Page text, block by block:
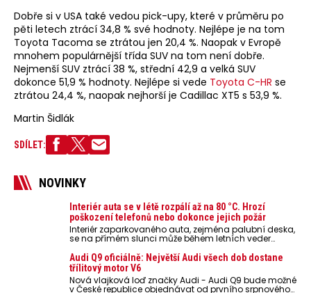
Dobře si v USA také vedou pick-upy, které v průměru po
pěti letech ztrácí 34,8 % své hodnoty. Nejlépe je na tom
Toyota Tacoma se ztrátou jen 20,4 %. Naopak v Evropě
mnohem populárnější třída SUV na tom není dobře.
Nejmenší SUV ztrácí 38 %, střední 42,9 a velká SUV
dokonce 51,9 % hodnoty. Nejlépe si vede Toyota C-HR se
ztrátou 24,4 %, naopak nejhorší je Cadillac XT5 s 53,9 %.
Martin Šidlák
SDÍLET:
NOVINKY
Interiér auta se v létě rozpálí až na 80 °C. Hrozí
poškození telefonů nebo dokonce jejich požár
Interiér zaparkovaného auta, zejména palubní deska,
se na přímém slunci může během letních veder
nebezpečí pro odložené mobilní telefony, powerbanky
nebo notebooky. Můžou urychlit stárnutí baterií,
poškodit elektroniku a ve výjimečných případech i
zvýšit riziko požáru.
Audi Q9 oficiálně: Největší Audi všech dob dostane
třílitový motor V6
Nová vlajková loď značky Audi - Audi Q9 bude možné
v České republice objednávat od prvního srpnového